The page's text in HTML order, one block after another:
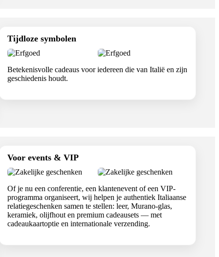
Tijdloze symbolen
Betekenisvolle cadeaus voor iedereen die van Italië en zijn
geschiedenis houdt.
Voor events & VIP
Of je nu een conferentie, een klantenevent of een VIP-
programma organiseert, wij helpen je authentiek Italiaanse
relatiegeschenken samen te stellen: leer, Murano-glas,
keramiek, olijfhout en premium cadeausets — met
cadeaukaartoptie en internationale verzending.